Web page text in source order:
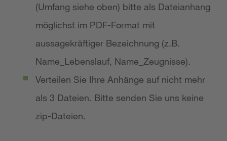
(Umfang siehe oben) bitte als Dateianhang
möglichst im PDF-Format mit
aussagekräftiger Bezeichnung (z.B.
Name_Lebenslauf, Name_Zeugnisse).
Verteilen Sie Ihre Anhänge auf nicht mehr
als 3 Dateien. Bitte senden Sie uns keine
zip-Dateien.